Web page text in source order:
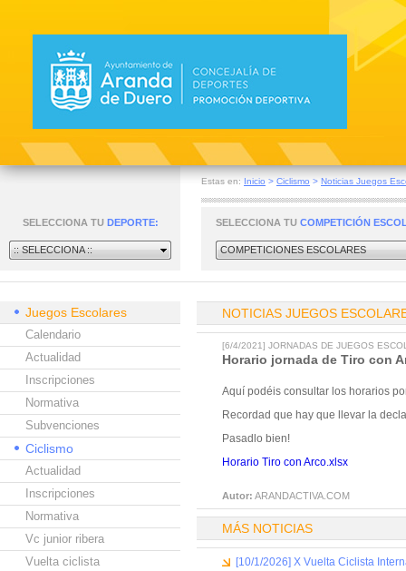
Estas en: Inicio > Ciclismo > Noticias Juegos
SELECCIONA TU DEPORTE:
:: SELECCIONA ::
SELECCIONA TU COMPETICIÓN
COMPETICIONES ESCOLARES
Juegos Escolares
Calendario
Actualidad
Inscripciones
Normativa
Subvenciones
Ciclismo
Actualidad
Inscripciones
Normativa
Vc junior ribera
Vuelta ciclista
NOTICIAS JUEGOS
[6/4/2021] JORNADAS DE JUEGOS
Horario jornada de Tiro con
Aquí podéis consultar los horarios
Recordad que hay que llevar la
Pasadlo bien!
Horario Tiro con Arco.xlsx
Autor: ARANDACTIVA.COM
MÁS NOTICIAS
[10/1/2026] X Vuelta Ciclista